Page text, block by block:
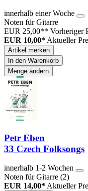
innerhalb einer Woche
Noten für Gitarre
EUR 25,00** Vorheriger
EUR 10,00* Aktueller
Artikel merken
In den Warenkorb
Menge ändern
Petr Eben
33 Czech Folksongs
innerhalb 1-2 Wochen
Noten für Gitarre (2)
EUR 14,00* Aktueller